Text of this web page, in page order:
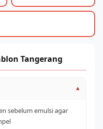
Tangerang
▾
sebelum emulsi agar